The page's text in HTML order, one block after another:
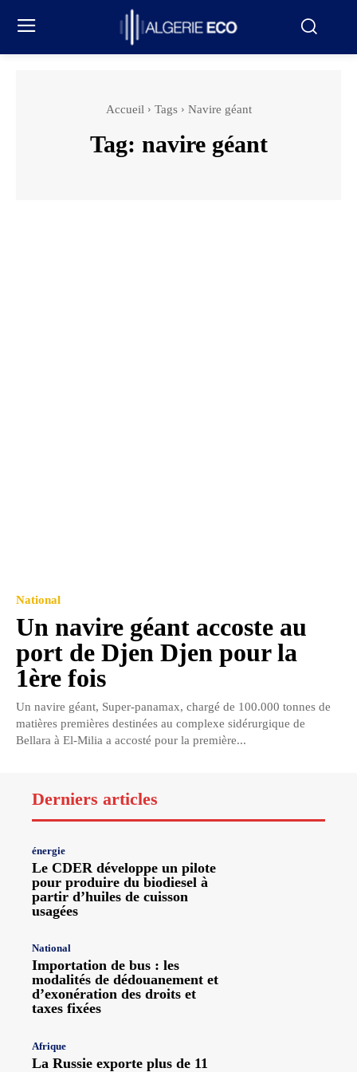
Accueil Tags Navire géant
Tag: navire géant
National
Un navire géant accoste au
port de Djen Djen pour la
1ère fois
Un navire géant, Super-panamax, chargé de 100.000 tonnes de
matières premières destinées au complexe sidérurgique de
Bellara à El-Milia a accosté pour la première...
Derniers articles
énergie
Le CDER développe un pilote
pour produire du biodiesel à
partir d’huiles de cuisson
usagées
National
Importation de bus : les
modalités de dédouanement et
d’exonération des droits et
taxes fixées
Afrique
La Russie exporte plus de 11